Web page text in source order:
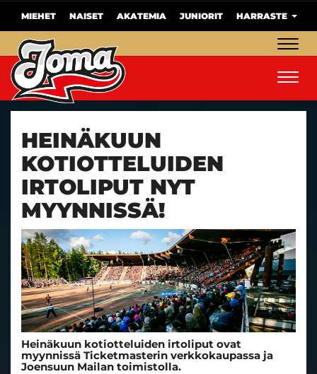
MIEHET NAISET AKATEMIA JUNIORIT HARRASTE
HEINÄKUUN
KOTIOTTELUIDEN
IRTOLIPUT NYT
MYYNNISSÄ!
Heinäkuun kotiotteluiden irtoliput ovat
myynnissä Ticketmasterin verkkokaupassa ja
Joensuun Mailan toimistolla.